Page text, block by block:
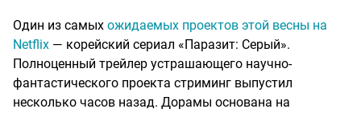
Один из самых ожидаемых проектов этой весны на
Netflix — корейский сериал «Паразит: Серый».
Полноценный трейлер устрашающего научно-
фантастического проекта стриминг выпустил
несколько часов назад. Дорамы основана на